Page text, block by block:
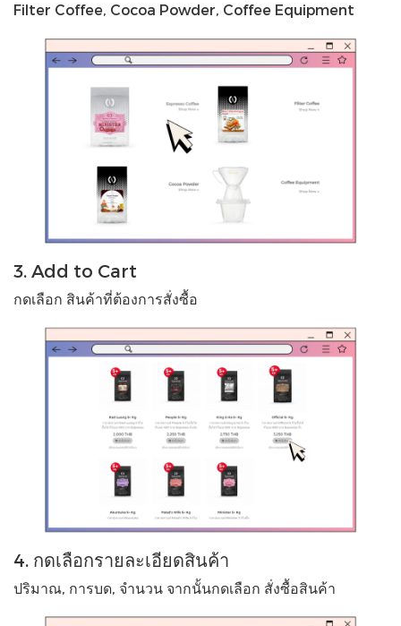
Filter Coffee, Cocoa Powder, Coffee Equipment
3. Add to Cart
กดเลือก สินค้าที่ต้องการสั่งซื้อ
4. กดเลือกรายละเอียดสินค้า
ปริมาณ, การบด, จำนวน จากนั้นกดเลือก สั่งซื้อสินค้า